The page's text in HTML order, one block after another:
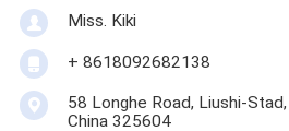
Miss. Kiki
+ 8618092682138
58 Longhe Road, Liushi-
China 325604